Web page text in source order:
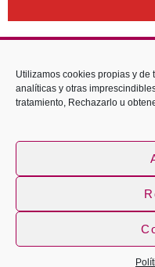
Utilizamos cookies propias y
analíticas y otras
tratamiento, Rechazarlo u
¿Tienes